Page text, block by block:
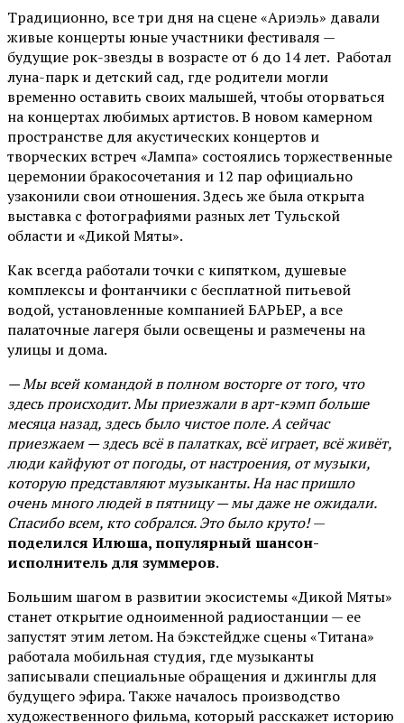
Традиционно, все три дня на сцене«Ариэль» давали
живые концерты юные участники фестиваля —
будущие рок-звезды в возрасте от 6 до 14 лет. Работал
луна-парк и детский сад, где родители могли
временно оставить своих малышей, чтобы оторваться
на концертах любимых артистов. В новом камерном
пространстве для акустических концертов и
творческих встреч «Лампа» состоялись торжественные
церемонии бракосочетания и 12 пар официально
узаконили свои отношения. Здесь же была открыта
выставка с фотографиями разных лет Тульской
области и «Дикой Мяты».
Как всегда работали точки с кипятком, душевые
комплексы и фонтанчики с бесплатной питьевой
водой, установленные компанией БАРЬЕР, а все
палаточные лагеря были освещены и размечены на
улицы и дома.
— Мы всей командой в полном восторге от того, что
здесь происходит. Мы приезжали в арт-кэмп больше
месяца назад, здесь было чистое поле. А сейчас
приезжаем — здесь всё в палатках, всё играет, всё живёт,
люди кайфуют от погоды, от настроения, от музыки,
которую представляют музыканты. На нас пришло
очень много людей в пятницу — мы даже не ожидали.
Спасибо всем, кто собрался. Это было круто!—
поделился Илюша, популярный шансон-
исполнитель для зуммеров.
Большим шагом в развитии экосистемы «Дикой Мяты»
станет открытие одноименной радиостанции — ее
запустят этим летом. На бэкстейдже сцены «Титана»
работала мобильная студия, где музыканты
записывали специальные обращения и джинглы для
будущего эфира. Также началось производство
художественного фильма, который расскажет историю